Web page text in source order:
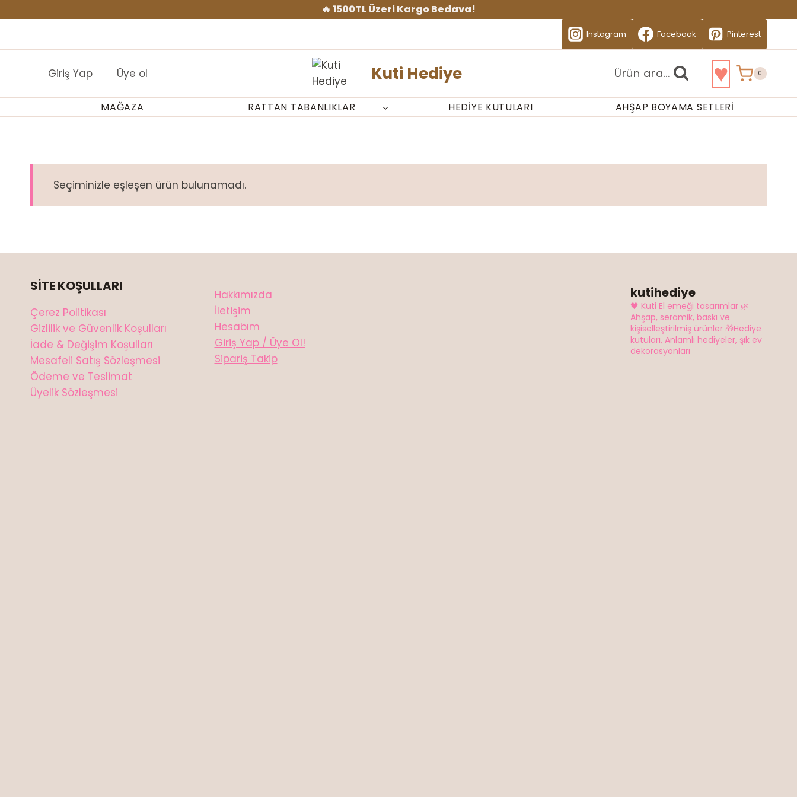
geç
🔥 1500TL Üzeri Kargo Bedava!
Instagram Facebook Pinterest
Giriş Yap Üye ol Kuti Hediye Ürün ara... ♥ 0
MAĞAZA RATTAN TABANLIKLAR HEDIYE KUTULARI AHŞAP BOYAMA SETLERI
Seçiminizle eşleşen ürün bulunamadı.
SİTE KOŞULLARI
Çerez Politikası
Gizlilik ve Güvenlik Koşulları
İade & Değişim Koşulları
Mesafeli Satış Sözleşmesi
Ödeme ve Teslimat
Üyelik Sözleşmesi
Hakkımızda
İletişim
Hesabım
Giriş Yap / Üye Ol!
Sipariş Takip
kutihediye
🖤 Kuti El emeği tasarımlar🌿
Ahşap, seramik, baskı ve
kişiselleştirilmiş ürünler🎁Hediye
kutuları, Anlamlı hediyeler, şık ev
dekorasyonları